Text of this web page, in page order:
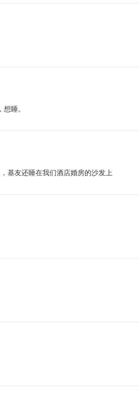
睡。
基友还睡在我们酒店婚房的沙发上